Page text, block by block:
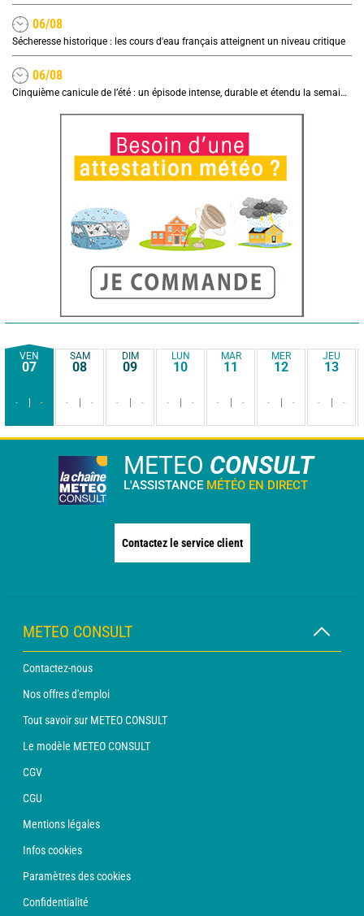
06/08
Sécheresse historique : les cours d'eau français atteignent un niveau critique
06/08
Cinquième canicule de l’été : un épisode intense, durable et étendu la semaine prochaine
VEN
07
- -
SAM
08
- -
DIM
09
- -
LUN
10
- -
MAR
11
- -
MER
12
- -
JEU
13
- -
METEO CONSULT
L'ASSISTANCE MÉTÉO EN DIRECT
Contactez le service client
METEO CONSULT
Contactez-nous
Nos offres d'emploi
Tout savoir sur METEO CONSULT
Le modèle METEO CONSULT
CGV
CGU
Mentions légales
Infos cookies
Paramètres des cookies
Confidentialité